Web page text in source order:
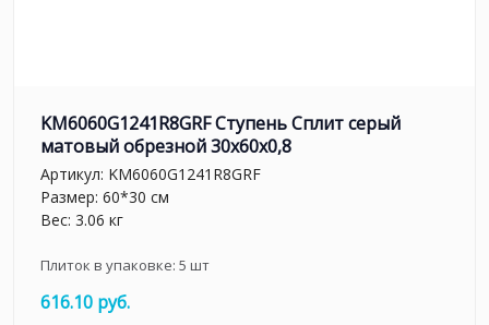
KM6060G1241R8GRF Ступень Сплит серый
матовый обрезной 30x60x0,8
Артикул: KM6060G1241R8GRF
Размер: 60*30 см
Вес: 3.06 кг
Плиток в упаковке: 5 шт
616.10 руб.